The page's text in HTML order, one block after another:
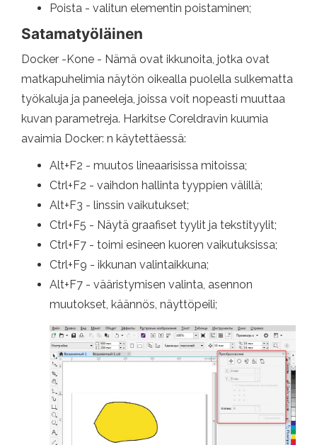
Poista - valitun elementin poistaminen;
Satamatyöläinen
Docker -Kone - Nämä ovat ikkunoita, jotka ovat
matkapuhelimia näytön oikealla puolella sulkematta
työkaluja ja paneeleja, joissa voit nopeasti muuttaa
kuvan parametreja. Harkitse Coreldravin kuumia
avaimia Docker: n käytettäessä:
Alt+F2 - muutos lineaarisissa mitoissa;
Ctrl+F2 - vaihdon hallinta tyyppien välillä;
Alt+F3 - linssin vaikutukset;
Ctrl+F5 - Näytä graafiset tyylit ja tekstityylit;
Ctrl+F7 - toimi esineen kuoren vaikutuksissa;
Ctrl+F9 - ikkunan valintaikkuna;
Alt+F7 - vääristymisen valinta, asennon
muutokset, käännös, näyttöpeili;